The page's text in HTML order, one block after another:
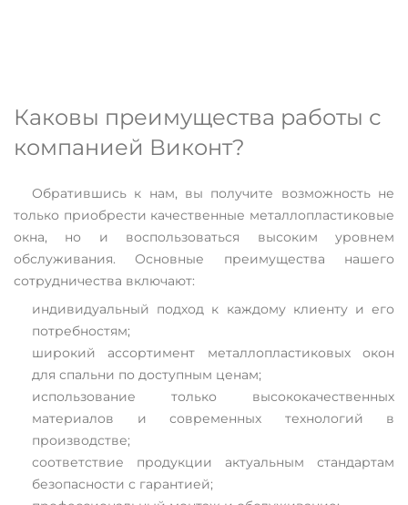
Каковы преимущества работы с
компанией Виконт?
Обратившись к нам, вы получите возможность не
только приобрести качественные металлопластиковые
окна, но и воспользоваться высоким уровнем
обслуживания. Основные преимущества нашего
сотрудничества включают:
индивидуальный подход к каждому клиенту и его
потребностям;
широкий ассортимент металлопластиковых окон
для спальни по доступным ценам;
использование только высококачественных
материалов и современных технологий в
производстве;
соответствие продукции актуальным стандартам
безопасности с гарантией;